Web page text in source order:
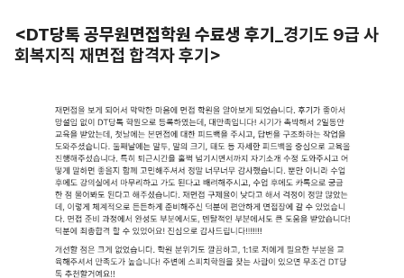
<DT당톡 공무원면접학원 수료생 후기
_경기도 9급 사
회복지직 재면접 합격자 후기>